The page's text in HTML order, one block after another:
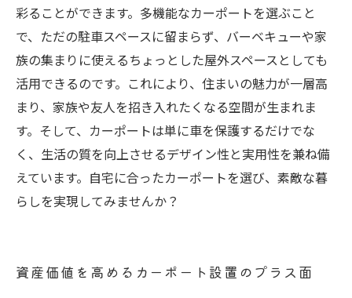
彩ることができます。多機能なカーポートを選ぶこと
で、ただの駐車スペースに留まらず、バーベキューや家
族の集まりに使えるちょっとした屋外スペースとしても
活用できるのです。これにより、住まいの魅力が一層高
まり、家族や友人を招き入れたくなる空間が生まれま
す。そして、カーポートは単に車を保護するだけでな
く、生活の質を向上させるデザイン性と実用性を兼ね備
えています。自宅に合ったカーポートを選び、素敵な暮
らしを実現してみませんか？
資産価値を高めるカーポート設置のプラス面